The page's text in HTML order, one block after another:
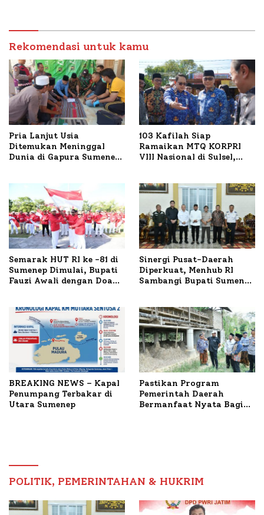
Petelur di Desa Bataal
Timur
Rekomendasi untuk kamu
Pria Lanjut Usia
Ditemukan Meninggal
Dunia di Gapura Sumenep,
103 Kafilah Siap
Ramaikan MTQ KORPRI
VIII Nasional di Sulsel,
Semarak HUT RI ke -81 di
Sumenep Dimulai, Bupati
Fauzi Awali dengan Doa
Sinergi Pusat-Daerah
Diperkuat, Menhub RI
Sambangi Bupati Sumenep
BREAKING NEWS – Kapal
Penumpang Terbakar di
Utara Sumenep
Pastikan Program
Pemerintah Daerah
Bermanfaat Nyata Bagi
POLITIK, PEMERINTAHAN & HUKRIM